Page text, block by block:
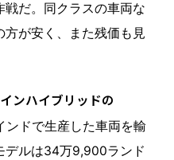
だ。同クラスの車両な
方が安く、また残価も見
ンハイブリッドの
ンドで生産した車両を輸
デルは34万9,900ランド